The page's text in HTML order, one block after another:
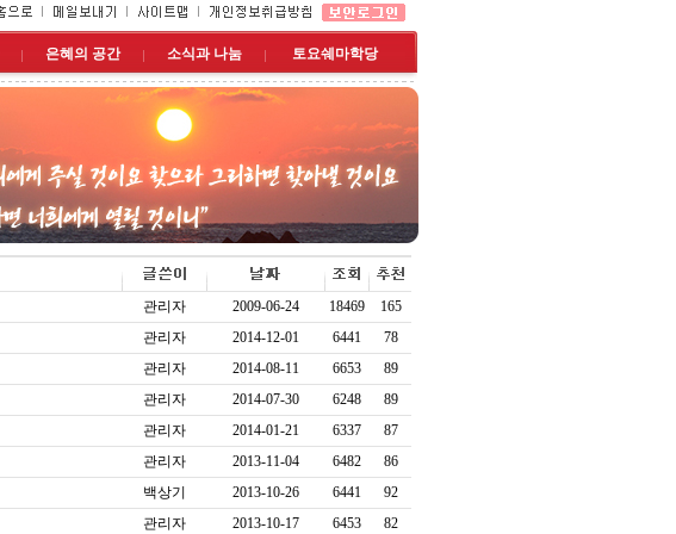
은혜의 공간 소식과 나눔 토요쉐마학당
관리자 2009-06-24 18469
165
관리자 2014-12-01 6441
78
관리자 2014-08-11 6653
89
관리자 2014-07-30 6248
89
관리자 2014-01-21 6337
87
관리자 2013-11-04 6482
86
백상기 2013-10-26 6441
92
관리자 2013-10-17 6453 82